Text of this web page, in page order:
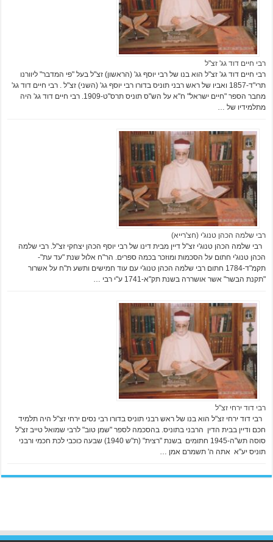
רבי חיים דוד גג' זצ"ל
רבי חיים דוד גג' זצ"ל הוא בנו של רבי יוסף גג' (הראשון) זצ"ל בעל "פי המדבר" ליוורנו
תרי"ד-1857 ואביו של ראש רבני תוניס בדורו רבי יוסף גג' (השני) זצ"ל . רבי חיים דוד גג'
מחבר הספר "חיים ישראל" ח"א על הש"ס תוניס תרס"ט-1909. רבי חיים דוד גג' היה
מתלמידיו של …
רבי שלמה הכהן טנוג'י (חצ'רייא)
רבי שלמה הכהן טנוג'י זצ"ל דיין מבית דינו של רבי יוסף הכהן יצחקי זצ"ל. רבי שלמה
הכהן טנוג'י חתום על הסכמות ומוזכר בכמה ספרים. הר"ח אלול שנת "עד עת"-
תקמ"ד-1784 חתום רבי שלמה הכהן טנוג'י עם עוד חמישים ותשע ת"ח על אשרור
"תקנת הבשר" אשר אושררה בשנת תק"א-1741 ע"י רבי …
רבי דוד ירחי זצ"ל
רבי דוד ירחי זצ"ל הוא בנו של ראש רבני תוניס בדורו רבי נסים ירחי זצ"ל היה תלמיד
חכם ודיין בבית הדין הרבני בתוניס. בהסכמה לספר "שמן טוב" לרבי שמואל טייב זצ"ל
סוסה תש"ה-1945 חתומים בשנת "רצית" (ת"ש 1940) שבעה כוכבי לכת חכמי ורבני
תוניס יע"א אתה ה' תשמרם אמן …